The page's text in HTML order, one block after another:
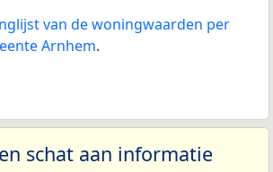
van de woningwaarden per
Arnhem.
schat aan informatie